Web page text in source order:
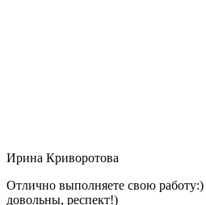
Ирина Криворотова
Отлично выполняете свою работу:)
довольны, респект!)